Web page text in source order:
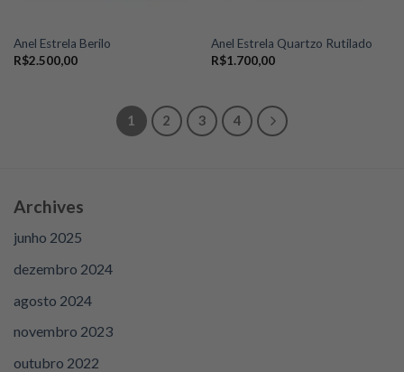
Anel Estrela Berilo
R$2.500,00
Anel Estrela Quartzo Rutilado
R$1.700,00
1 2 3 4
Archives
junho 2025
dezembro 2024
agosto 2024
novembro 2023
outubro 2022